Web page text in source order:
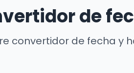
de
convertidor de fecha y